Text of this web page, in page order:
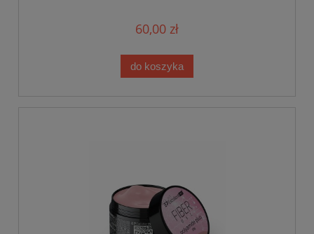
60,00 zł
do koszyka